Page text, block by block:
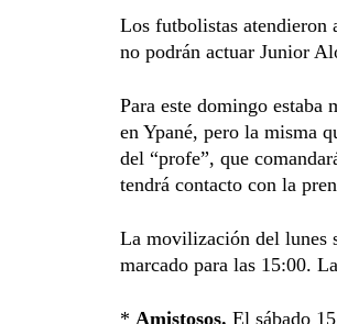
Los futbolistas atendieron
no podrán actuar Junior
Para este domingo estaba
en Ypané, pero la misma
del “profe”, que
tendrá contacto con la
La movilización del lunes
marcado para las 15:00.
* Amistosos. El sábado